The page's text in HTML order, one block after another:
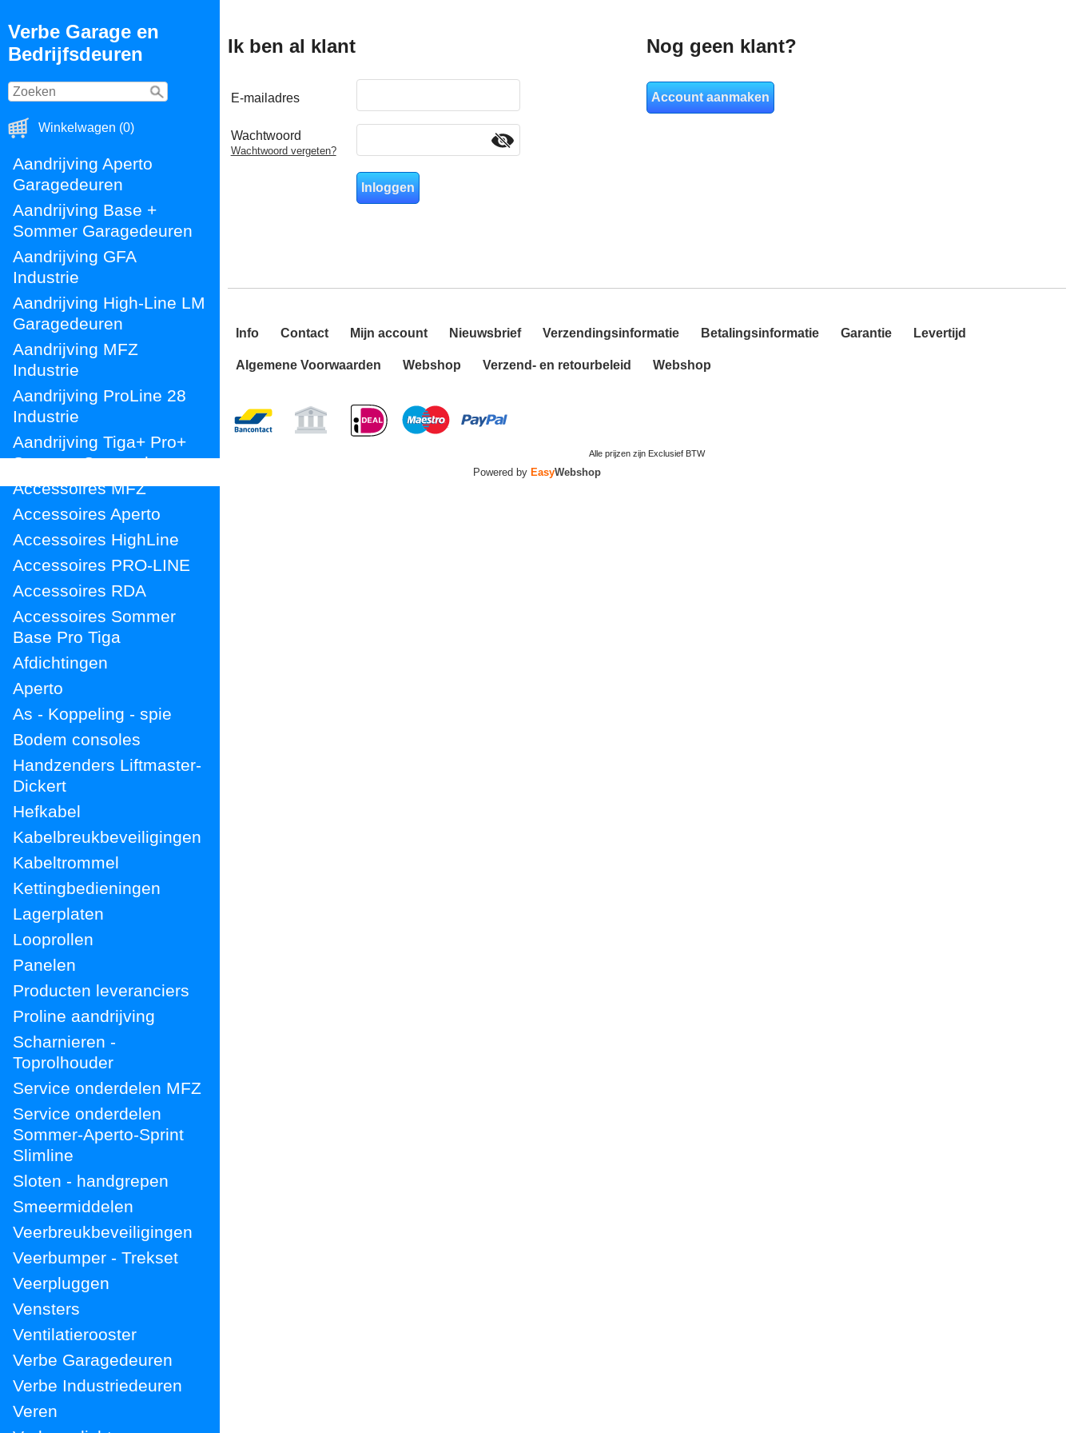
Verbe Garage en
Bedrijfsdeuren
Winkelwagen (0)
Aandrijving Aperto
Garagedeuren
Aandrijving Base +
Sommer Garagedeuren
Aandrijving GFA
Industrie
Aandrijving High-Line LM
Garagedeuren
Aandrijving MFZ
Industrie
Aandrijving ProLine 28
Industrie
Aandrijving Tiga+ Pro+
Sommer Garagedeuren
Accessoires MFZ
Accessoires Aperto
Accessoires HighLine
Accessoires PRO-LINE
Accessoires RDA
Accessoires Sommer
Base Pro Tiga
Afdichtingen
Aperto
As - Koppeling - spie
Bodem consoles
Handzenders Liftmaster-
Dickert
Hefkabel
Kabelbreukbeveiligingen
Kabeltrommel
Kettingbedieningen
Lagerplaten
Looprollen
Panelen
Producten leveranciers
Proline aandrijving
Scharnieren -
Toprolhouder
Service onderdelen MFZ
Service onderdelen
Sommer-Aperto-Sprint
Slimline
Sloten - handgrepen
Smeermiddelen
Veerbreukbeveiligingen
Veerbumper - Trekset
Veerpluggen
Vensters
Ventilatierooster
Verbe Garagedeuren
Verbe Industriedeuren
Veren
Ik ben al klant
E-mailadres
Wachtwoord
Wachtwoord vergeten?
Nog geen klant?
Account aanmaken
Info Contact Mijn account Nieuwsbrief Verzendingsinformatie Betalingsinformatie Garantie Levertijd
Algemene Voorwaarden Webshop Verzend- en retourbeleid Webshop
Alle prijzen zijn Exclusief BTW
Powered by EasyWebshop